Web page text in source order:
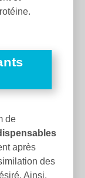
de
après
des
Ainsi,